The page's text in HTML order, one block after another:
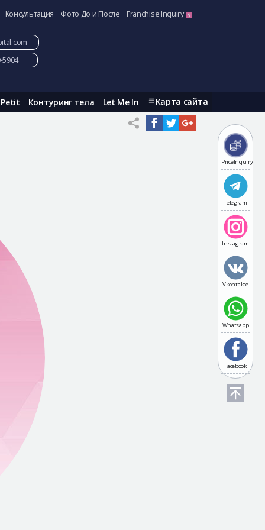
Консультация Фото До и После Franchise Inquiry
Petit Контуринг тела Let Me In Карта сайта
5904
PriceInquiry
Telegram
Instagram
Vkontakte
Whatsapp
Facebook